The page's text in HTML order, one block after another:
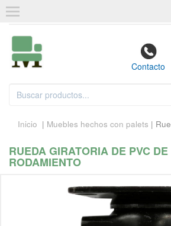
Contacto
Inicio | Muebles hechos con palets |
RUEDA GIRATORIA DE PVC
RODAMIENTO